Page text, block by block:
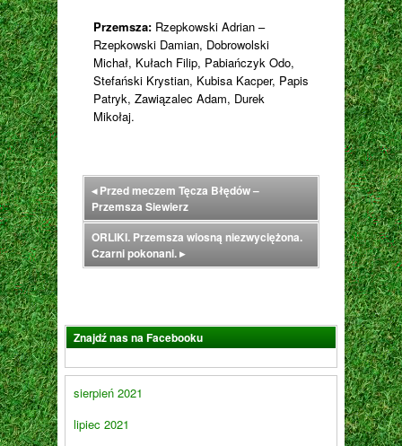
Przemsza: Rzepkowski Adrian –
Rzepkowski Damian, Dobrowolski
Michał, Kułach Filip, Pabiańczyk Odo,
Stefański Krystian, Kubisa Kacper, Papis
Patryk, Zawiązalec Adam, Durek
Mikołaj.
◂Przed meczem Tęcza Błędów –
Przemsza Siewierz
ORLIKI. Przemsza wiosną niezwyciężona.
Czarni pokonani.▸
Znajdź nas na Facebooku
sierpień 2021
lipiec 2021